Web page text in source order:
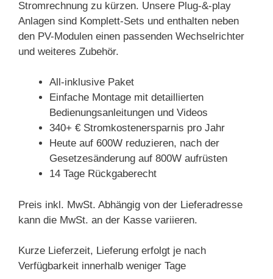
Stromrechnung zu kürzen. Unsere Plug-&-play
Anlagen sind Komplett-Sets und enthalten neben
den PV-Modulen einen passenden Wechselrichter
und weiteres Zubehör.
All-inklusive Paket
Einfache Montage mit detaillierten
Bedienungsanleitungen und Videos
340+ € Stromkostenersparnis pro Jahr
Heute auf 600W reduzieren, nach der
Gesetzesänderung auf 800W aufrüsten
14 Tage Rückgaberecht
Preis inkl. MwSt. Abhängig von der Lieferadresse
kann die MwSt. an der Kasse variieren.
Kurze Lieferzeit, Lieferung erfolgt je nach
Verfügbarkeit innerhalb weniger Tage